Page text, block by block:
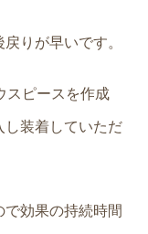
りが早いです。
スピースを作成
し装着していただ
効果の持続時間